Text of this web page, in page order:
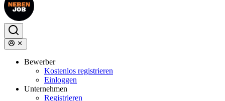
Bewerber
Kostenlos registrieren
Einloggen
Unternehmen
Registrieren